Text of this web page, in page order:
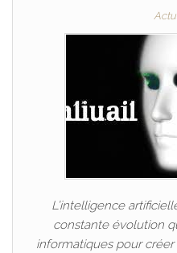
L’intelligence
constante évolution
informatiques pour